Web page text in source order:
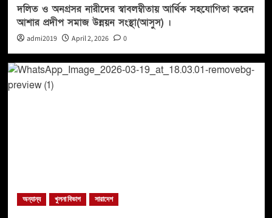
দলিত ও অনগ্রসর নারীদের স্বাবলম্বীতায় আর্থিক সহযোগিতা করেন
আশার প্রদীপ সমাজ উন্নয়ন সংস্থা(আসুস) ।
admi2019 April 2, 2026 0
অন্যান্য খুলনা বিভাগ সারাদেশ